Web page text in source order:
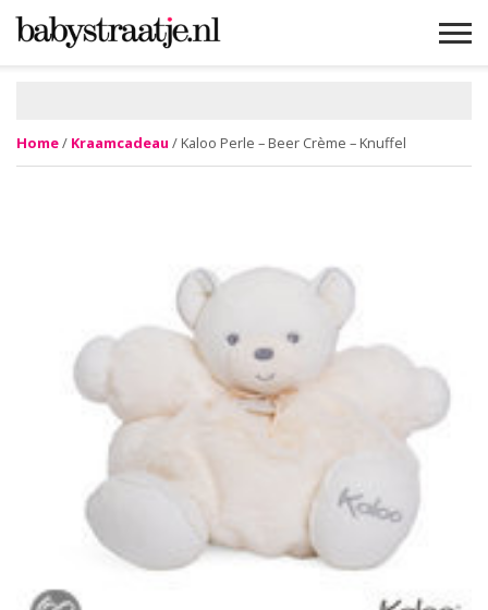
Home/ Kraamcadeau / Kaloo Perle – Beer Crème – Knuffel